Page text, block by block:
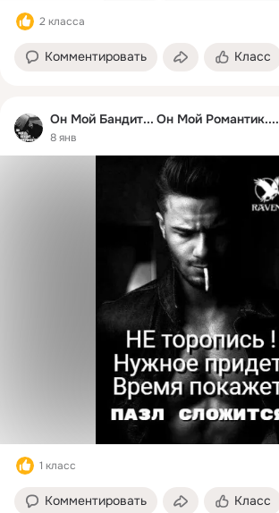
2 класса
Комментировать Класс
Он Мой Бандит... Он Мой Романтик....
8 янв
1 класс
Комментировать Класс